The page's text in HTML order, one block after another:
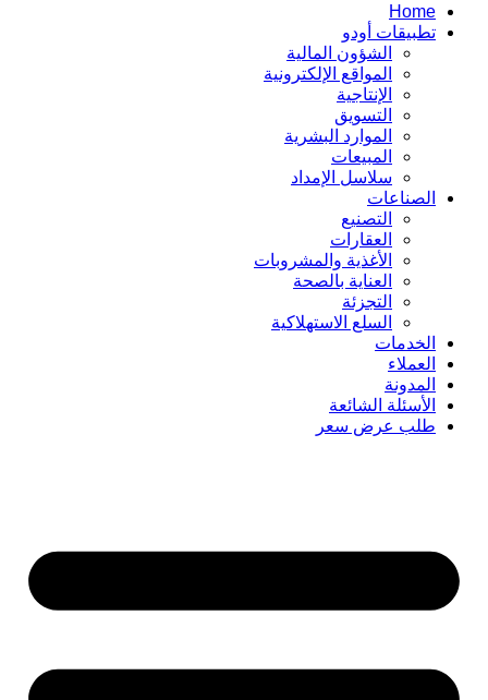
Home
تطبيقات أودو
الشؤون المالية
المواقع الإلكترونية
الإنتاجية
التسويق
الموارد البشرية
المبيعات
سلاسل الإمداد
الصناعات
التصنيع
العقارات
الأغذية والمشروبات
العناية بالصحة
التجزئة
السلع الاستهلاكية
الخدمات
العملاء
المدونة
الأسئلة الشائعة
طلب عرض سعر